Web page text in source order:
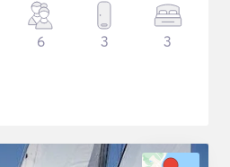
6 3 3